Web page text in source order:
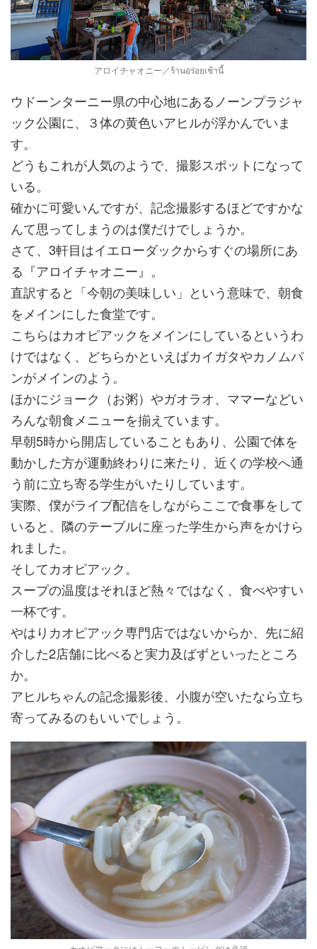
アロイチャオニー／ร้านอร่อยเช้านี้
ウドーンターニー県の中心地にあるノーンプラジャ
ック公園に、３体の黄色いアヒルが浮かんでいま
す。
どうもこれが人気のようで、撮影スポットになって
いる。
確かに可愛いんですが、記念撮影するほどですかな
んて思ってしまうのは僕だけでしょうか。
さて、3軒目はイエローダックからすぐの場所にあ
る『アロイチャオニー』。
直訳すると「今朝の美味しい」という意味で、朝食
をメインにした食堂です。
こちらはカオピアックをメインにしているというわ
けではなく、どちらかといえばカイガタやカノムパ
ンがメインのよう。
ほかにジョーク（お粥）やガオラオ、ママーなどい
ろんな朝食メニューを揃えています。
早朝5時から開店していることもあり、公園で体を
動かした方が運動終わりに来たり、近くの学校へ通
う前に立ち寄る学生がいたりしています。
実際、僕がライブ配信をしながらここで食事をして
いると、隣のテーブルに座った学生から声をかけら
れました。
そしてカオピアック。
スープの温度はそれほど熱々ではなく、食べやすい
一杯です。
やはりカオピアック専門店ではないからか、先に紹
介した2店舗に比べると実力及ばずといったところ
か。
アヒルちゃんの記念撮影後、小腹が空いたなら立ち
寄ってみるのもいいでしょう。